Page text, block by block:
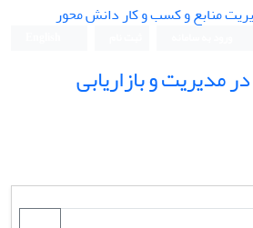
منابع و کسب و کار دانش محور
مدیریت و بازاریابی